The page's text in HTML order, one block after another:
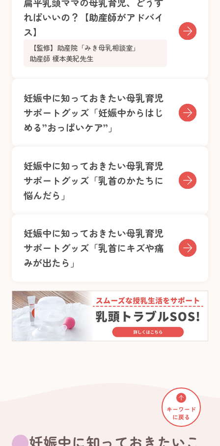
ればいいの？【助産師がアドバイ
ス】
【監修】助産院「みき母乳相談室」
助産師 榎本美紀先生
妊娠中に知っておきたい母乳育児
サポートグッズ「妊娠中からはじ
める”おっぱいケア”」
妊娠中に知っておきたい母乳育児
サポートグッズ「乳首のかたちに
悩んだら」
妊娠中に知っておきたい母乳育児
サポートグッズ「乳首にキズや痛
みが出たら」
妊娠中に知っておきたいこ